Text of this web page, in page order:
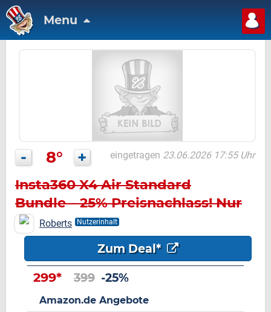
Menu
- 8° + eingetragen 23.06.2026 17:55 Uhr
Insta360 X4 Air Standard
Bundle – 25% Preisnachlass! Nur
299€Roberts Nutzerinhalt
Zum Deal*
299* 399 -25%
Amazon.de Angebote